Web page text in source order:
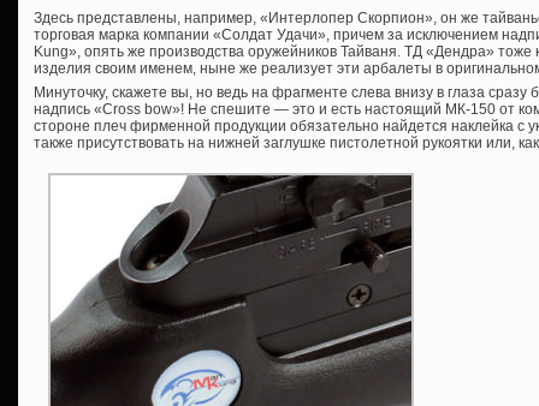
Здесь представлены, например, «Интерлопер Скорпион», он же
торговая марка компании «Солдат Удачи», причем за исключением
Kung», опять же производства оружейников Тайваня. ТД «Дендра» тоже
изделия своим именем, ныне же реализует эти арбалеты в
Минуточку, скажете вы, но ведь на фрагменте слева внизу в глаза сразу
надпись «Cross bow»! Не спешите — это и есть настоящий МК-150 от
стороне плеч фирменной продукции обязательно найдется наклейка с
также присутствовать на нижней заглушке пистолетной рукоятки или,